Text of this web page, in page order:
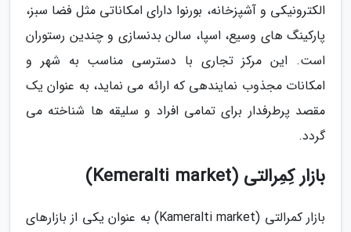
الکترونیکی و آشپزخانه، بورنوا دارای امکاناتی مثل فضا سبز،
پارکینگ های وسیع، اسپا، سالن بدنسازی و چندین رستوران
است. این مرکز تجاری با دسترسی مناسب به شهر و
امکانات مجذوب نمایندهی که ارائه می نماید، به عنوان یک
مقصد پرطرفدار برای تمامی افراد و سلیقه ها شناخته می
گردد.
بازار کِمِرالتی (Kemeralti market)
بازار کمرالتی (Kameralti market) به عنوان یکی از بازارهای